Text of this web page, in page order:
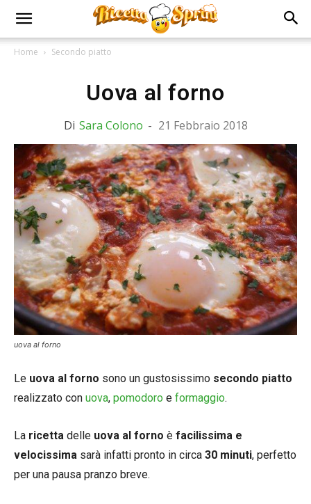
Home Secondo piatto
Uova al forno
Di Sara Colono - 21 Febbraio 2018
uova al forno
Le uova al forno sono un gustosissimo secondo piatto
realizzato con uova, pomodoro e formaggio.
La ricetta delle uova al forno è facilissima e
velocissima sarà infatti pronto in circa 30 minuti, perfetto
per una pausa pranzo breve.